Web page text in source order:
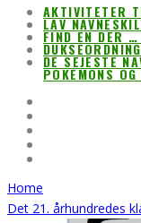
AKTIVITETER
LAV
FIND EN DER
DUKSEORDNING
DE SEJESTE
POKEMONS
Home
Det 21. århundredes